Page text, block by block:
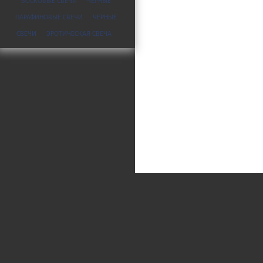
ПАРАФИНОВЫЕ СВЕЧИ ЧЕРНЫЕ
СВЕЧИ ЭРОТИЧЕСКАЯ СВЕЧА